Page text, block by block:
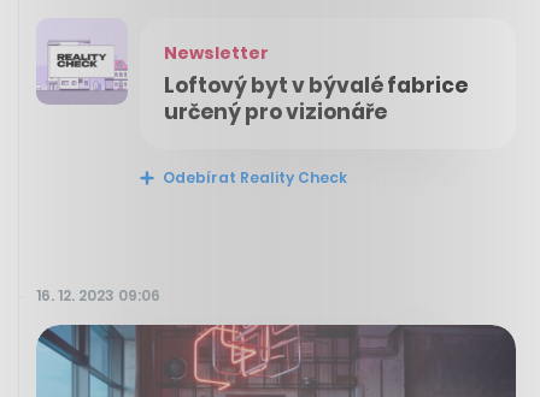
Newsletter
Loftový byt v bývalé fabrice
určený pro vizionáře
Odebírat Reality Check
16. 12. 2023 09:06